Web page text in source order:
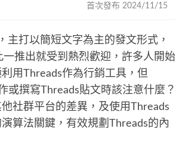
打以簡短文字為主的發文形式，
推出就受到熱烈歡迎，許多人開始
用Threads作為行銷工具，但
或撰寫Threads貼文時該注意什麼？
社群平台的差異，及使用Threads
算法關鍵，有效規劃Threads的內
首次發布 2024/11/15